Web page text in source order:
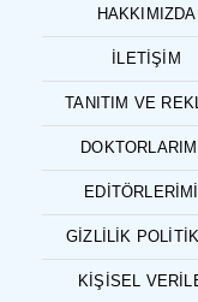
HAKKIMIZDA
İLETIŞIM
TANITIM VE
GIZLILIK
KIŞISEL